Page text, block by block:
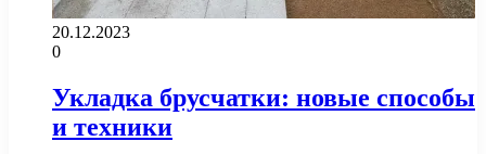
20.12.2023
0
Укладка брусчатки: новые способы
и техники